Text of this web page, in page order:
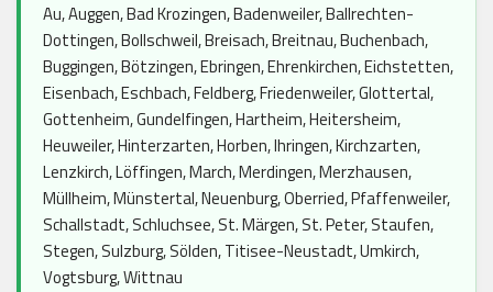
Au, Auggen, Bad Krozingen, Badenweiler, Ballrechten-
Dottingen, Bollschweil, Breisach, Breitnau, Buchenbach,
Buggingen, Bötzingen, Ebringen, Ehrenkirchen, Eichstetten,
Eisenbach, Eschbach, Feldberg, Friedenweiler, Glottertal,
Gottenheim, Gundelfingen, Hartheim, Heitersheim,
Heuweiler, Hinterzarten, Horben, Ihringen, Kirchzarten,
Lenzkirch, Löffingen, March, Merdingen, Merzhausen,
Müllheim, Münstertal, Neuenburg, Oberried, Pfaffenweiler,
Schallstadt, Schluchsee, St. Märgen, St. Peter, Staufen,
Stegen, Sulzburg, Sölden, Titisee-Neustadt, Umkirch,
Vogtsburg, Wittnau